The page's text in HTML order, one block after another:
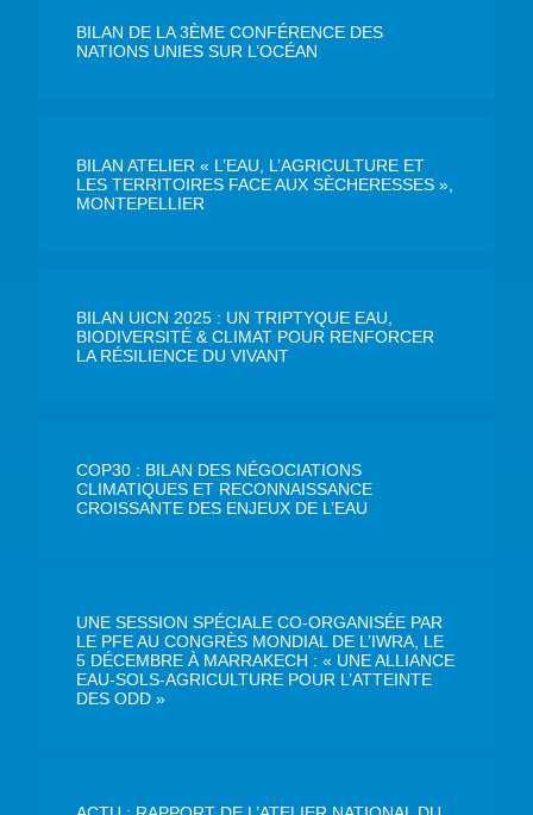
BILAN DE LA 3ÈME CONFÉRENCE DES
NATIONS UNIES SUR L’OCÉAN
BILAN ATELIER « L’EAU, L’AGRICULTURE ET
LES TERRITOIRES FACE AUX SÈCHERESSES »,
MONTEPELLIER
BILAN UICN 2025 : UN TRIPTYQUE EAU,
BIODIVERSITÉ & CLIMAT POUR RENFORCER
LA RÉSILIENCE DU VIVANT
COP30 : BILAN DES NÉGOCIATIONS
CLIMATIQUES ET RECONNAISSANCE
CROISSANTE DES ENJEUX DE L’EAU
UNE SESSION SPÉCIALE CO-ORGANISÉE PAR
LE PFE AU CONGRÈS MONDIAL DE L’IWRA, LE
5 DÉCEMBRE À MARRAKECH : « UNE ALLIANCE
EAU-SOLS-AGRICULTURE POUR L’ATTEINTE
DES ODD »